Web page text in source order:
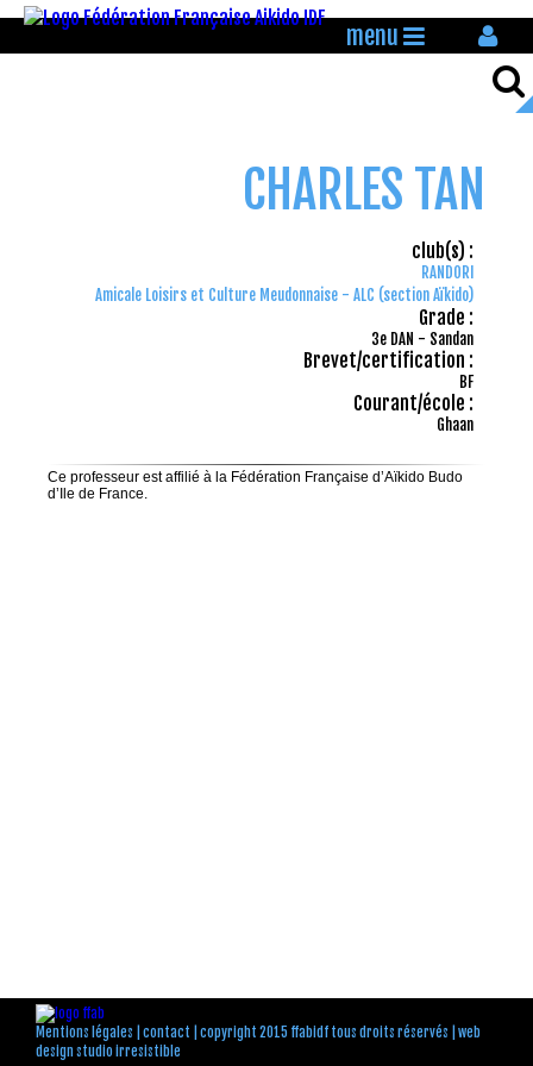
menu
CHARLES TAN
club(s) :
RANDORI
Amicale Loisirs et Culture Meudonnaise - ALC (section Aïkido)
Grade :
3e DAN - Sandan
Brevet/certification :
BF
Courant/école :
Ghaan
Ce professeur est affilié à la Fédération Française d’Aïkido Budo
d’Ile de France.
Mentions légales contact | copyright 2015 ffabidf tous droits réservés | web
design studio irresistible